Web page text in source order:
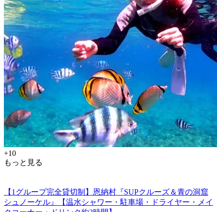
+10
もっと見る
【1グループ完全貸切制】恩納村『SUPクルーズ＆青の洞窟
シュノーケル』【温水シャワー・駐車場・ドライヤー・メイ